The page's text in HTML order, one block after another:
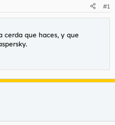
#1
cerda que haces, y que